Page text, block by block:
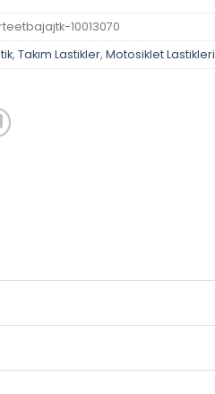
10013070
, Takım Lastikler, Motosiklet Lastikleri